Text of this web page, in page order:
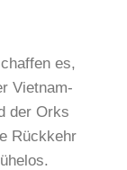
es,
Vietnam-
der Orks
Rückkehr